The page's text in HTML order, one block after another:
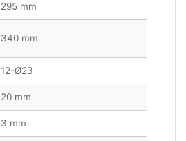
295 mm
340 mm
12-Ø23
20 mm
3 mm